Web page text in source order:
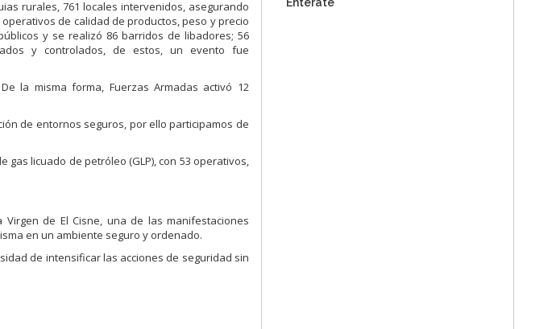
rurales, 761 locales intervenidos, asegurando
de calidad de productos, peso y precio
y se realizó 86 barridos de libadores; 56
y controlados, de estos, un evento fue
la misma forma, Fuerzas Armadas activó 12
de entornos seguros, por ello participamos de
licuado de petróleo (GLP), con 53 operativos,
de El Cisne, una de las manifestaciones
en un ambiente seguro y ordenado.
de intensificar las acciones de seguridad sin